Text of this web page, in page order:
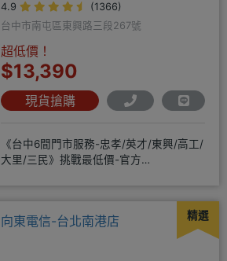
4.9
(1366)
台中市南屯區東興路三段267號
超低價！
$13,390
現貨搶購
《台中6間門市服務-忠孝/英才/東興/高工/
大里/三民》挑戰最低價-官方
精選
向東電信-台北南港店